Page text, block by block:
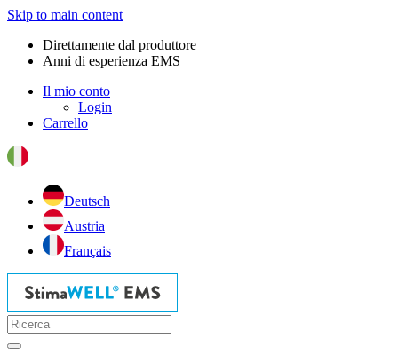
Skip to main content
Direttamente dal produttore
Anni di esperienza EMS
Il mio conto
Login
Carrello
Deutsch
Austria
Français